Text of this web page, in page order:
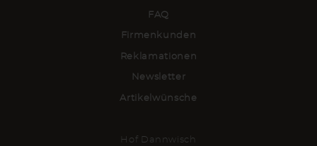
FAQ
Firmenkunden
Reklamationen
Newsletter
Artikelwünsche
Hof Dannwisch